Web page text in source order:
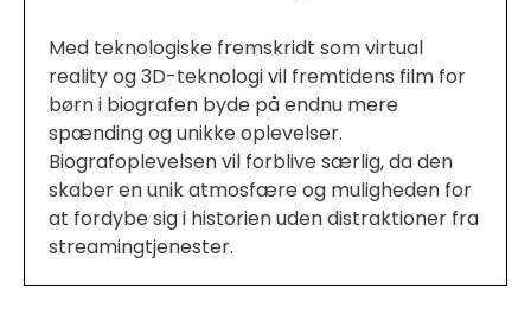
Med teknologiske fremskridt som virtual
reality og 3D-teknologi vil fremtidens film for
børn i biografen byde på endnu mere
spænding og unikke oplevelser.
Biografoplevelsen vil forblive særlig, da den
skaber en unik atmosfære og muligheden for
at fordybe sig i historien uden distraktioner fra
streamingtjenester.